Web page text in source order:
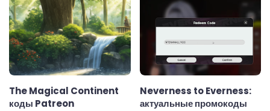
The Magical Continent
коды Patreon
Neverness to Everness:
актуальные промокоды